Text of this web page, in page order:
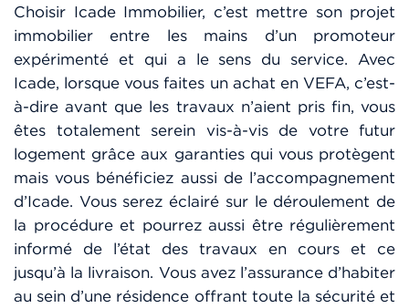
Choisir Icade Immobilier, c’est mettre son projet
immobilier entre les mains d’un promoteur
expérimenté et qui a le sens du service. Avec
Icade, lorsque vous faites un achat en VEFA, c’est-
à-dire avant que les travaux n’aient pris fin, vous
êtes totalement serein vis-à-vis de votre futur
logement grâce aux garanties qui vous protègent
mais vous bénéficiez aussi de l’accompagnement
d’Icade. Vous serez éclairé sur le déroulement de
la procédure et pourrez aussi être régulièrement
informé de l’état des travaux en cours et ce
jusqu’à la livraison. Vous avez l’assurance d’habiter
au sein d’une résidence offrant toute la sécurité et